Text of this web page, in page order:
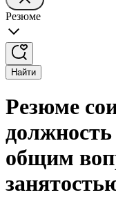
Резюме
Найти
Резюме
общим